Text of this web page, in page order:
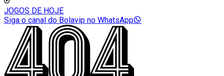
JOGOS DE HOJE
Siga o canal do Bolavip no WhatsApp